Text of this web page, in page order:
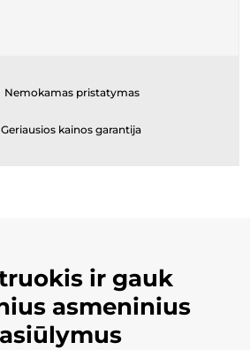
Nemokamas pristatymas
Geriausios kainos garantija
ir gauk
asmeninius